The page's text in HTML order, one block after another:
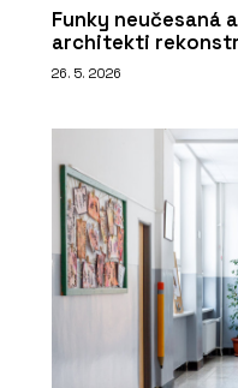
Funky neučesaná
architekti
26. 5. 2026